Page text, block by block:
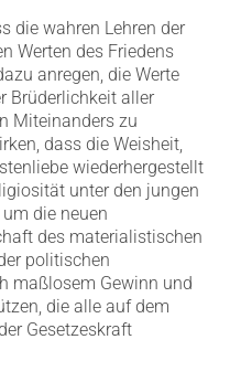
die wahren Lehren der
Werten des Friedens
anregen, die Werte
Brüderlichkeit aller
Miteinanders zu
dass die Weisheit,
wiederhergestellt
unter den jungen
die neuen
des materialistischen
politischen
maßlosem Gewinn und
die alle auf dem
Gesetzeskraft